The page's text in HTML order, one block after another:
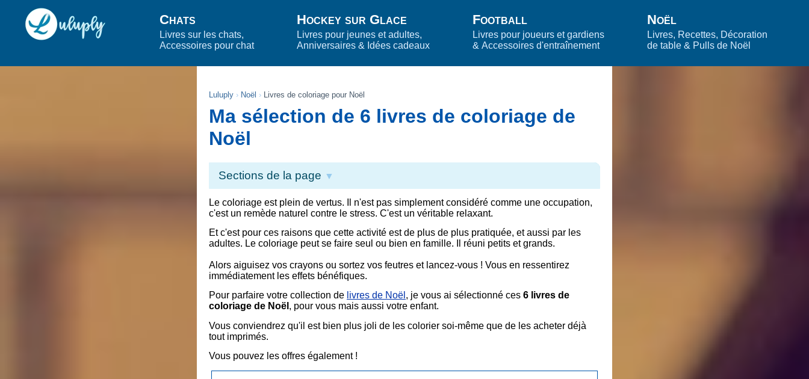
Chats
Livres sur les chats,
Accessoires pour chat
Hockey sur Glace
Livres pour jeunes et adultes,
Anniversaires & Idées cadeaux
Football
Livres pour joueurs et gardiens
& Accessoires d'entraînement
Noël
Livres, Recettes, Décoration
de table & Pulls de Noël
Luluply Noël Livres de coloriage pour Noël
Ma sélection de 6 livres de coloriage de
Noël
Sections de la page ▼
Le coloriage est plein de vertus. Il n'est pas simplement considéré comme une occupation,
c'est un remède naturel contre le stress. C'est un véritable relaxant.
Et c'est pour ces raisons que cette activité est de plus de plus pratiquée, et aussi par les
adultes. Le coloriage peut se faire seul ou bien en famille. Il réuni petits et grands.
Alors aiguisez vos crayons ou sortez vos feutres et lancez-vous ! Vous en ressentirez
immédiatement les effets bénéfiques.
Pour parfaire votre collection de livres de Noël , je vous ai sélectionné ces 6 livres de
coloriage de Noël , pour vous mais aussi votre enfant.
Vous conviendrez qu'il est bien plus joli de les colorier soi-même que de les acheter déjà
tout imprimés.
Vous pouvez les offres également !